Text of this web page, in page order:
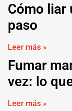
Cómo liar
paso
Leer más »
Fumar
vez: lo
Leer más »